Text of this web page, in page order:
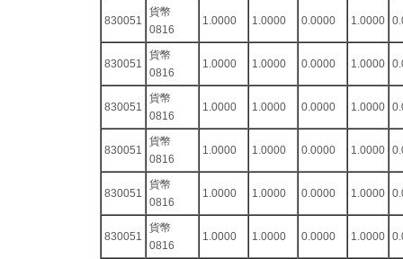
830051
貨幣
0816
1.0000 1.0000 0.0000 1.0000
830051
貨幣
0816
1.0000 1.0000 0.0000 1.0000
830051
貨幣
0816
1.0000 1.0000 0.0000 1.0000
830051
貨幣
0816
1.0000 1.0000 0.0000 1.0000
830051
貨幣
0816
1.0000 1.0000 0.0000 1.0000
830051
貨幣
0816
1.0000 1.0000 0.0000 1.0000